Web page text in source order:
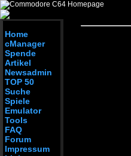
Home
cManager
Spende
Artikel
Newsadmin
TOP 50
Suche
Spiele
Emulator
Tools
FAQ
Forum
Impressum